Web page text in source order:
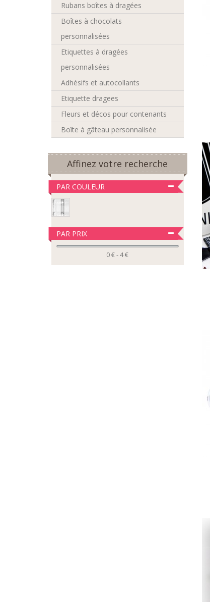
Rubans boîtes à dragées
Boîtes à chocolats
personnalisées
Etiquettes à dragées
personnalisées
Adhésifs et autocollants
Etiquette dragees
Fleurs et décos pour contenants
Boîte à gâteau personnalisée
Affinez votre recherche
PAR COULEUR
PAR PRIX
0 € - 4 €